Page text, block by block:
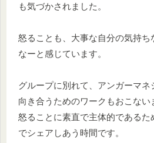
も気づかされました。
怒ることも、大事な自分の気持ち
なーと感じています。
グループに別れて、アンガーマネ
向き合うためのワークもおこない
怒ることに素直で主体的であるた
でシェアしあう時間です。